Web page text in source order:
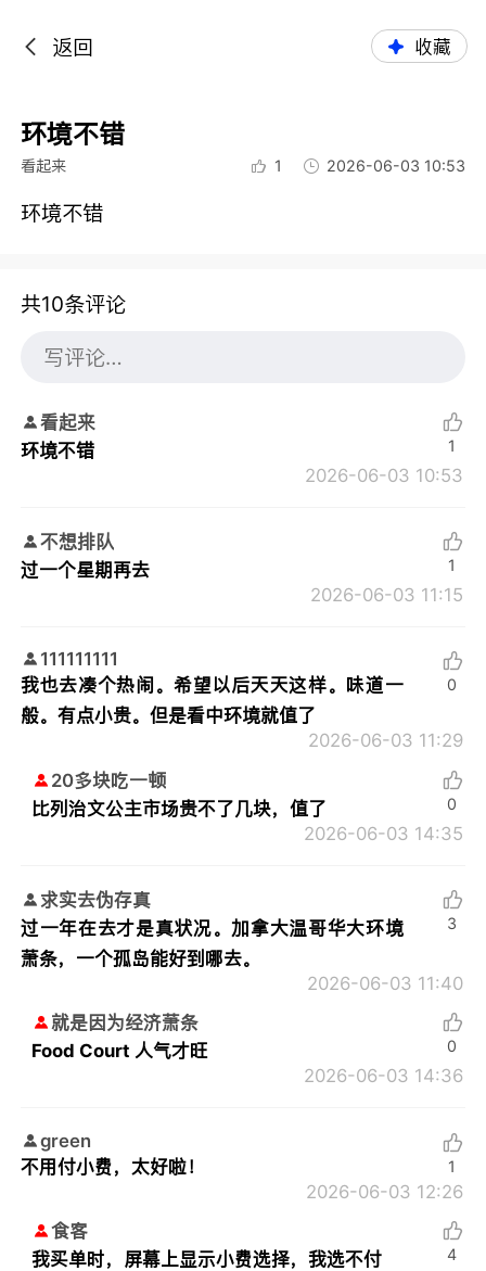
返回 收藏
环境不错
看起来 1 2026-06-03 10:53
环境不错
共10条评论
看起来
环境不错
2026-06-03 10:53
1
不想排队
过一个星期再去
2026-06-03 11:15
1
111111111
我也去凑个热闹。希望以后天天这样。味道一
般。有点小贵。但是看中环境就值了
2026-06-03 11:29
0
20多块吃一顿
比列治文公主市场贵不了几块，值了
2026-06-03 14:35
0
求实去伪存真
过一年在去才是真状况。加拿大温哥华大环境
萧条，一个孤岛能好到哪去。
2026-06-03 11:40
3
就是因为经济萧条
Food Court 人气才旺
2026-06-03 14:36
0
green
不用付小费，太好啦！
2026-06-03 12:26
1
食客
我买单时，屏幕上显示小费选择，我选不付
4